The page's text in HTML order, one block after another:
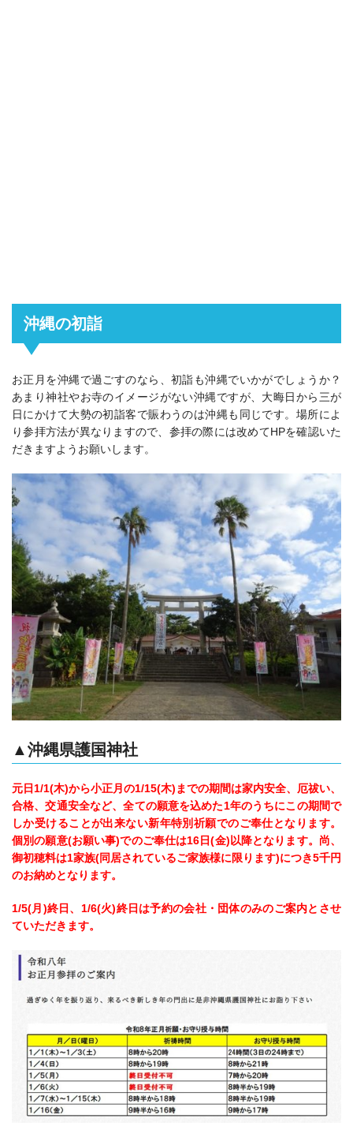
沖縄の初詣
お正月を沖縄で過ごすのなら、初詣も沖縄でいかがでしょうか？
あまり神社やお寺のイメージがない沖縄ですが、大晦日から三が
日にかけて大勢の初詣客で賑わうのは沖縄も同じです。場所によ
り参拝方法が異なりますので、 参拝の際には改めてHPを確認いた
だきますようお願いします。
▲沖縄県護国神社
元日1/1(木)から小正月の1/15(木)までの期間は家内安全、厄祓い、
合格、交通安全など、全ての願意を込めた1年のうちにこの期間で
しか受けることが出来ない新年特別祈願でのご奉仕となります。
個別の願意(お願い事)でのご奉仕は16日(金)以降となります。尚、
御初穂料は1家族(同居されているご家族様に限ります)につき5千円
のお納めとなります。
1/5(月)終日、1/6(火)終日は予約の会社・団体のみのご案内とさせ
ていただきます。